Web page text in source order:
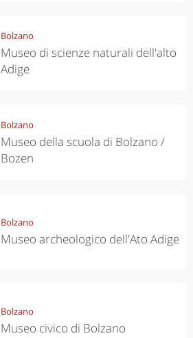
Bolzano
Museo di scienze naturali dell'alto
Adige
Bolzano
Museo della scuola di Bolzano /
Bozen
Bolzano
Museo archeologico dell'Ato Adige
Bolzano
Museo civico di Bolzano